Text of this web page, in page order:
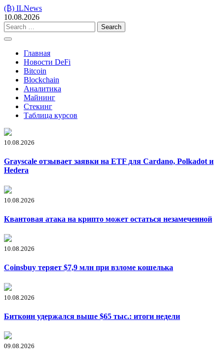
Skip
to
content
(₿) ILNews
10.08.2026
Search
for:
Главная
Новости DeFi
Bitcoin
Blockchain
Аналитика
Майнинг
Стекинг
Таблица курсов
10.08.2026
Grayscale отзывает заявки на ETF для Cardano, Polkadot и
Hedera
10.08.2026
Квантовая атака на крипто может остаться незамеченной
10.08.2026
Coinsbuy теряет $7,9 млн при взломе кошелька
10.08.2026
Биткоин удержался выше $65 тыс.: итоги недели
09.08.2026